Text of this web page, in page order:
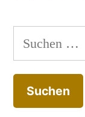
Suchen
nach: